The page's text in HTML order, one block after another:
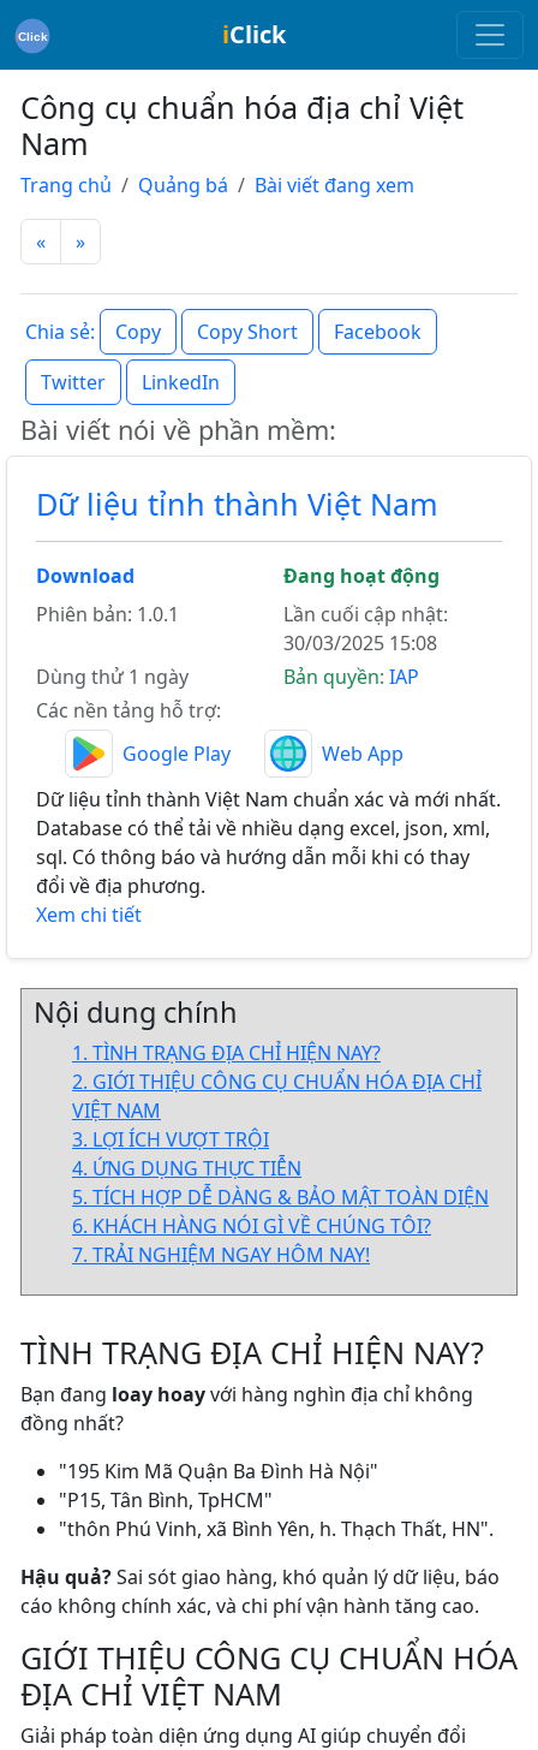
iClick
Công cụ chuẩn hóa địa chỉ Việt
Nam
Trang chủ Quảng bá Bài viết đang xem
« »
Chia sẻ: Copy Copy Short
Facebook
Twitter
LinkedIn
Bài viết nói về phần mềm:
Dữ liệu tỉnh thành Việt Nam
Download
Đang hoạt động
Phiên bản: 1.0.1
Lần cuối cập nhật:
30/03/2025 15:08
Dùng thử 1 ngày
Bản quyền: IAP
Các nền tảng hỗ trợ:
Google Play
Web App
Dữ liệu tỉnh thành Việt Nam chuẩn xác và mới nhất.
Database có thể tải về nhiều dạng excel, json, xml,
sql. Có thông báo và hướng dẫn mỗi khi có thay
đổi về địa phương.
Xem chi tiết
Nội dung chính
1. TÌNH TRẠNG ĐỊA CHỈ HIỆN NAY?
2. GIỚI THIỆU CÔNG CỤ CHUẨN HÓA ĐỊA CHỈ
VIỆT NAM
3. LỢI ÍCH VƯỢT TRỘI
4. ỨNG DỤNG THỰC TIỄN
5. TÍCH HỢP DỄ DÀNG & BẢO MẬT TOÀN DIỆN
6. KHÁCH HÀNG NÓI GÌ VỀ CHÚNG TÔI?
7. TRẢI NGHIỆM NGAY HÔM NAY!
TÌNH TRẠNG ĐỊA CHỈ HIỆN NAY?
Bạn đang loay hoayvới hàng nghìn địa chỉ không
đồng nhất?
"195 Kim Mã Quận Ba Đình Hà Nội"
"P15, Tân Bình, TpHCM"
"thôn Phú Vinh, xã Bình Yên, h. Thạch Thất, HN".
Hậu quả?Sai sót giao hàng, khó quản lý dữ liệu, báo
cáo không chính xác, và chi phí vận hành tăng cao.
GIỚI THIỆU CÔNG CỤ CHUẨN HÓA
ĐỊA CHỈ VIỆT NAM
Giải pháp toàn diện ứng dụng AI giúp chuyển đổi